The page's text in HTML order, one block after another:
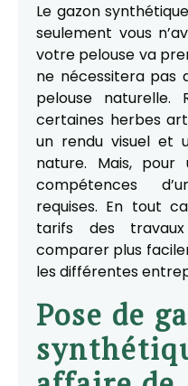
Le gazon
seulement vous
votre pelouse va
ne nécessitera pas
pelouse naturelle.
certaines herbes
un rendu visuel et
nature. Mais,
compétences
requises. En tout
tarifs des
comparer plus
les différentes
Pose de